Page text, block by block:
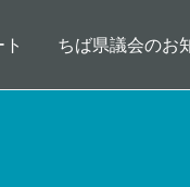
ション
ちば県議会のお